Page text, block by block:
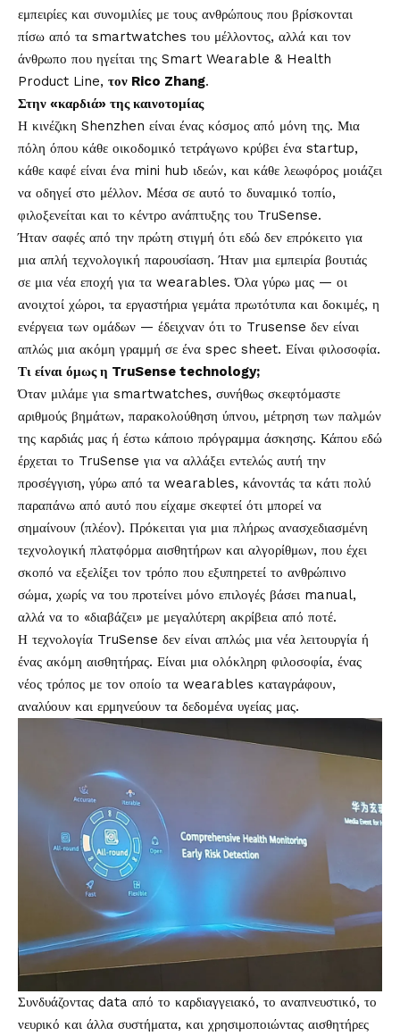
εμπειρίες και συνομιλίες με τους ανθρώπους που βρίσκονται
πίσω από τα smartwatches του μέλλοντος, αλλά και τον
άνθρωπο που ηγείται της Smart Wearable & Health
Product Line, τον Rico Zhang.
Στην «καρδιά» της καινοτομίας
Η κινέζικη Shenzhen είναι ένας κόσμος από μόνη της. Μια
πόλη όπου κάθε οικοδομικό τετράγωνο κρύβει ένα startup,
κάθε καφέ είναι ένα mini hub ιδεών, και κάθε λεωφόρος μοιάζει
να οδηγεί στο μέλλον. Μέσα σε αυτό το δυναμικό τοπίο,
φιλοξενείται και το κέντρο ανάπτυξης του TruSense.
Ήταν σαφές από την πρώτη στιγμή ότι εδώ δεν επρόκειτο για
μια απλή τεχνολογική παρουσίαση. Ήταν μια εμπειρία βουτιάς
σε μια νέα εποχή για τα wearables. Όλα γύρω μας — οι
ανοιχτοί χώροι, τα εργαστήρια γεμάτα πρωτότυπα και δοκιμές, η
ενέργεια των ομάδων — έδειχναν ότι το Trusense δεν είναι
απλώς μια ακόμη γραμμή σε ένα spec sheet. Είναι φιλοσοφία.
Τι είναι όμως η TruSense technology;
Όταν μιλάμε για smartwatches, συνήθως σκεφτόμαστε
αριθμούς βημάτων, παρακολούθηση ύπνου, μέτρηση των παλμών
της καρδιάς μας ή έστω κάποιο πρόγραμμα άσκησης. Κάπου εδώ
έρχεται το TruSense για να αλλάξει εντελώς αυτή την
προσέγγιση, γύρω από τα wearables, κάνοντάς τα κάτι πολύ
παραπάνω από αυτό που είχαμε σκεφτεί ότι μπορεί να
σημαίνουν (πλέον). Πρόκειται για μια πλήρως ανασχεδιασμένη
τεχνολογική πλατφόρμα αισθητήρων και αλγορίθμων, που έχει
σκοπό να εξελίξει τον τρόπο που εξυπηρετεί το ανθρώπινο
σώμα, χωρίς να του προτείνει μόνο επιλογές βάσει manual,
αλλά να το «διαβάζει» με μεγαλύτερη ακρίβεια από ποτέ.
Η τεχνολογία TruSense δεν είναι απλώς μια νέα λειτουργία ή
ένας ακόμη αισθητήρας. Είναι μια ολόκληρη φιλοσοφία, ένας
νέος τρόπος με τον οποίο τα wearables καταγράφουν,
αναλύουν και ερμηνεύουν τα δεδομένα υγείας μας.
Συνδυάζοντας data από το καρδιαγγειακό, το αναπνευστικό, το
νευρικό και άλλα συστήματα, και χρησιμοποιώντας αισθητήρες